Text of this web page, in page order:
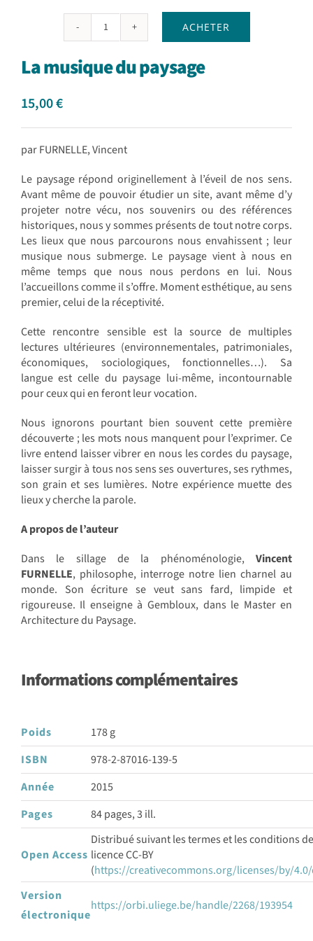
quantité
La
musique
ACHETER
La musique du paysage
15,00€
par FURNELLE, Vincent
Le paysage répond originellement à l’éveil de nos sens.
Avant même de pouvoir étudier un site, avant même d’y
projeter notre vécu, nos souvenirs ou des références
historiques, nous y sommes présents de tout notre corps.
Les lieux que nous parcourons nous envahissent ; leur
musique nous submerge. Le paysage vient à nous en
même temps que nous nous perdons en lui. Nous
l’accueillons comme il s’offre. Moment esthétique, au sens
premier, celui de la réceptivité.
Cette rencontre sensible est la source de multiples
lectures ultérieures (environnementales, patrimoniales,
économiques, sociologiques, fonctionnelles…). Sa
langue est celle du paysage lui-même, incontournable
pour ceux qui en feront leur vocation.
Nous ignorons pourtant bien souvent cette première
découverte ; les mots nous manquent pour l’exprimer. Ce
livre entend laisser vibrer en nous les cordes du paysage,
laisser surgir à tous nos sens ses ouvertures, ses rythmes,
son grain et ses lumières. Notre expérience muette des
lieux y cherche la parole.
A propos de l’auteur
Dans le sillage de la phénoménologie,Vincent
FURNELLE, philosophe, interroge notre lien charnel au
monde. Son écriture se veut sans fard, limpide et
rigoureuse. Il enseigne à Gembloux, dans le Master en
Architecture du Paysage.
Informations complémentaires
Poids
178 g
ISBN
978-2-87016-139-5
Année
2015
Pages
84 pages, 3 ill.
Open Access
Distribué suivant les termes et les conditions
licence CC-BY
(https://creativecommons.org/licenses/by/
Version
électronique
https://orbi.uliege.be/handle/2268/193954